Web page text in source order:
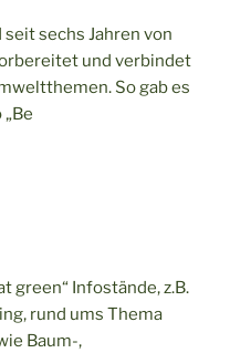
sechs Jahren von
und verbindet
So gab es
green“ Infostände, z.B.
rund ums Thema
Baum-,